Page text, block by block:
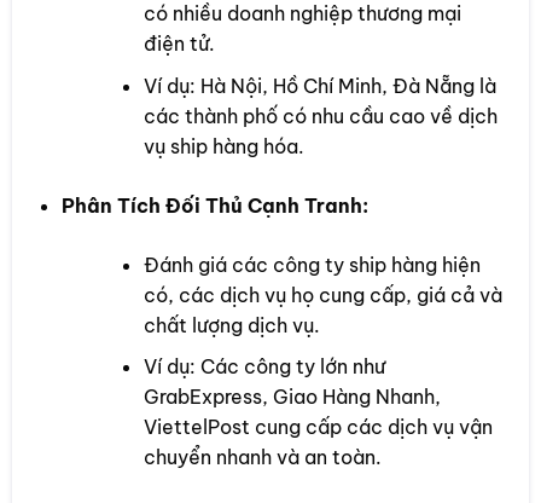
có nhiều doanh nghiệp thương mại
điện tử.
Ví dụ: Hà Nội, Hồ Chí Minh, Đà Nẵng là
các thành phố có nhu cầu cao về dịch
vụ ship hàng hóa.
Phân Tích Đối Thủ Cạnh Tranh:
Đánh giá các công ty ship hàng hiện
có, các dịch vụ họ cung cấp, giá cả và
chất lượng dịch vụ.
Ví dụ: Các công ty lớn như
GrabExpress, Giao Hàng Nhanh,
ViettelPost cung cấp các dịch vụ vận
chuyển nhanh và an toàn.